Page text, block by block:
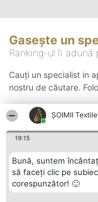
ȘOIMII
19:15
Bună, suntem
să faceți clic pe
corespunzător! 🙂
Gasește un
Ranking-ul îi
Cauți un specialist in
nostru de căutare.